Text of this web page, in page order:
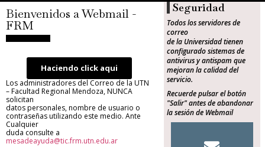
Bienvenidos a Webmail -
FRM
Haciendo click aqui
Los administradores del Correo de la UTN
– Facultad Regional Mendoza, NUNCA
solicitan
datos personales, nombre de usuario o
contraseñas utilizando este medio. Ante
Cualquier
duda consulte a
mesadeayuda@tic.frm.utn.edu.ar
Seguridad
Todos los servidores de
correo
de la Universidad tienen
configurado sistemas de
antivirus y antispam que
mejoran la calidad del
servicio.
Recuerde pulsar el botón
"Salir" antes de abandonar
la sesión de Webmail